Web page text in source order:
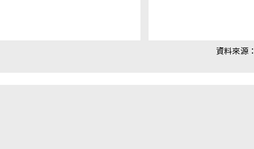
資料來源：